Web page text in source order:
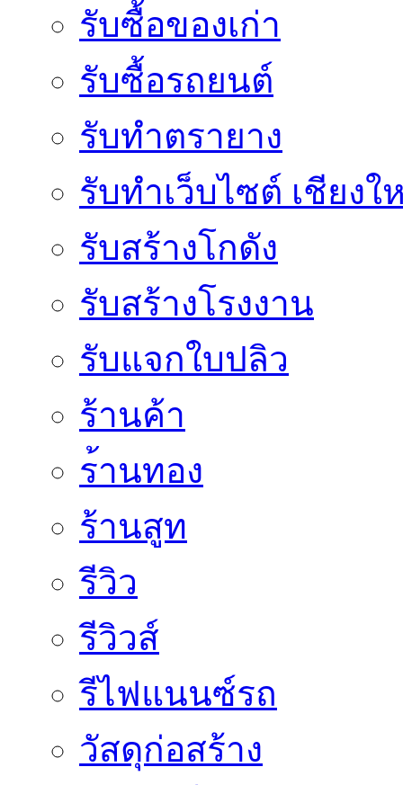
รับซื้อของเก่า
รับซื้อรถยนต์
รับทำตรายาง
รับทำเว็บไซต์ เชียงใ
รับสร้างโกดัง
รับสร้างโรงงาน
รับแจกใบปลิว
ร้านค้า
ร้านทอง
ร้านสูท
รีวิว
รีวิวส์
รีไฟแนนซ์รถ
วัสดุก่อสร้าง